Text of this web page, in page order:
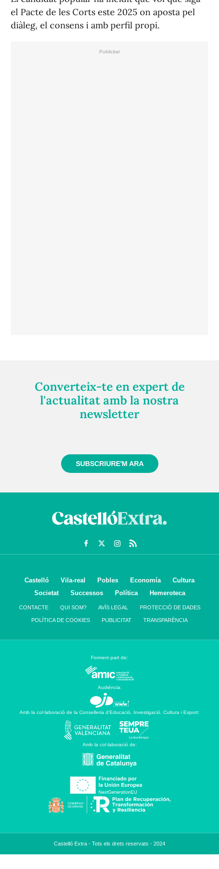
el Pacte de les Corts este 2025 on aposta pel
diàleg, el consens i amb perfil propi.
Converteix-te en expert de
l'actualitat amb la nostra
newsletter
SUBSCRIURE'M ARA
Castelló Vila-real Pobles Economía
Cultura
Societat
Successos Política Hemeroteca
CONTACTE QUI SOM? AVÍS LEGAL PROTECCIÓ DE DADES
POLÍTICA DE COOKIES PUBLICITAT TRANSPARÈNCIA
Formem part de:
Audiència:
Amb la col·laboració de la Conselleria d’Educació, Investigació, Cultura i Esport:
Amb la col·laboració de:
Castelló Extra - Tots els drets reservats - 2024